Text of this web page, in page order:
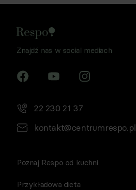
Znajdź nas w social mediach
22 230 21 37
kontakt@centrumrespo.pl
Poznaj Respo od kuchni
Przykładowa dieta